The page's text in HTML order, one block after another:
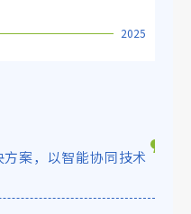
2025
案，以智能协同技术